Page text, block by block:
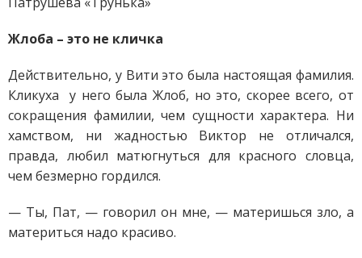
Жлоба – это не кличка
Действительно, у Вити это была настоящая фамилия.
Кликуха у него была Жлоб, но это, скорее всего, от
сокращения фамилии, чем сущности характера. Ни
хамством, ни жадностью Виктор не отличался,
правда, любил матюгнуться для красного словца,
чем безмерно гордился.
— Ты, Пат, — говорил он мне, — материшься зло, а
материться надо красиво.